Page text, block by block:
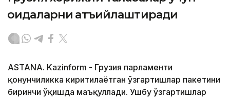
қоидаларни қатъийлаштиради
ASTANA. Kazinform - Грузия парламенти
қонунчиликка киритилаётган ўзгартишлар пакетини
биринчи ўқишда маъқуллади. Ушбу ўзгартишлар